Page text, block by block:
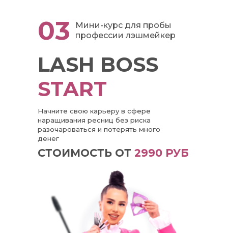
LASH BOSS
START
Мини-курс для пробы
профессии лэшмейкер
СТОИМОСТЬ ОТ 2990 РУБ
03
Начните свою карьеру в сфере
наращивания ресниц без риска
разочароваться и потерять много
денег